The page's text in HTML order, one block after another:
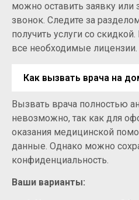
можно оставить заявку или
звонок. Следите за
получить услуги со
все необходимые лицензии.
Как вызвать врача на
Вызвать врача полностью
невозможно, так как для
оказания медицинской
данные. Однако можно
конфиденциальность.
Ваши варианты: